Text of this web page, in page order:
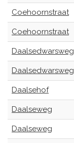
Coehoornstraat
Coehoornstraat
Daalsedwarsweg
Daalsedwarsweg
Daalsehof
Daalseweg
Daalseweg